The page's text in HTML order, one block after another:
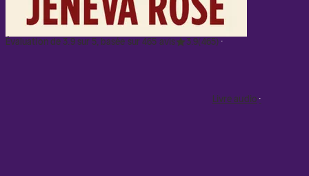
Évaluation de 3.9 sur 5, basée sur 465 avis 3.9(465)
Livre audio